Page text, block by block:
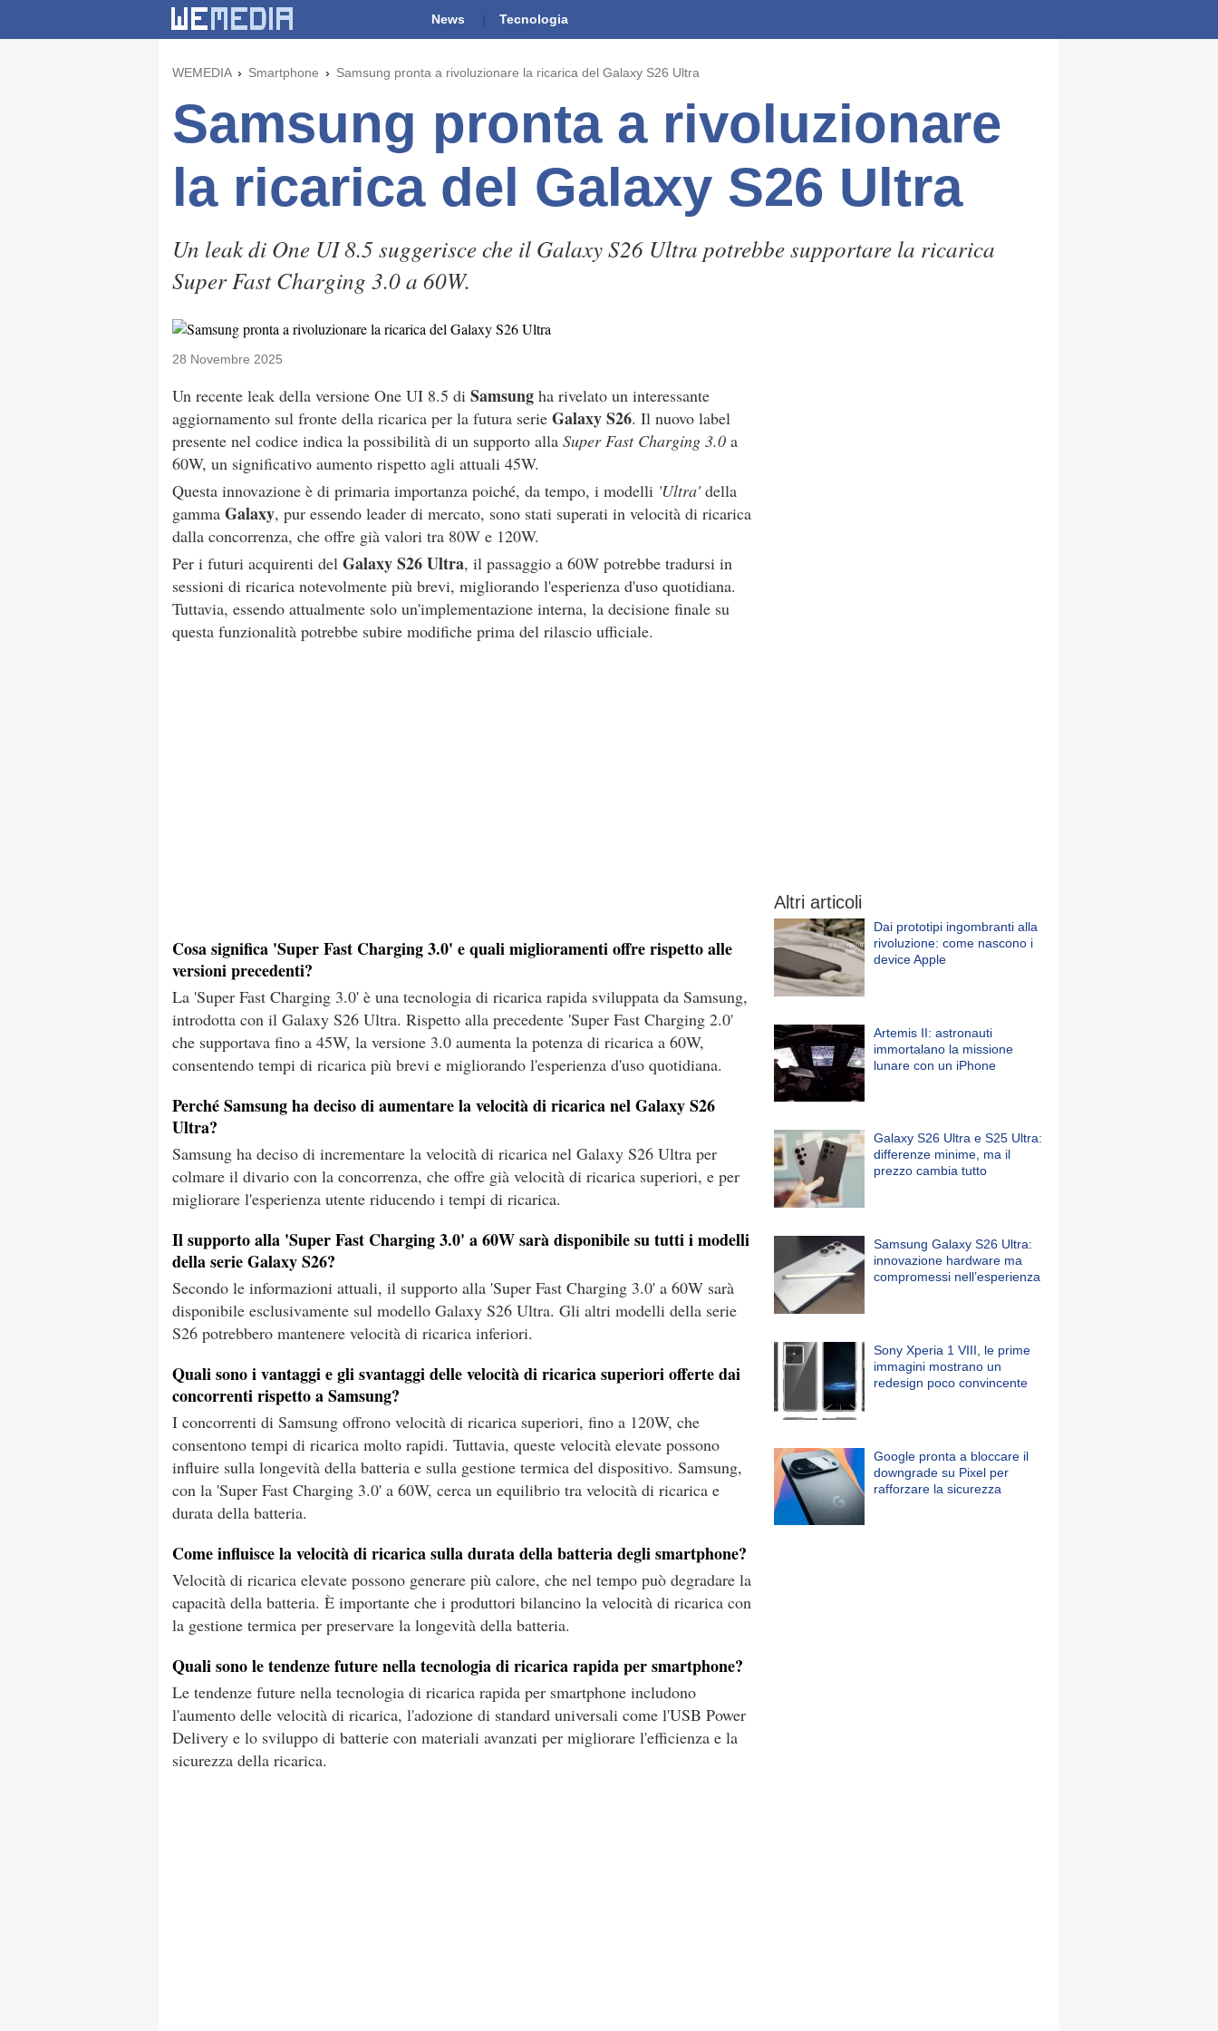
News Tecnologia
WEMEDIA Smartphone Samsung pronta a rivoluzionare la ricarica del Galaxy S26 Ultra
Samsung pronta a rivoluzionare
la ricarica del Galaxy S26 Ultra
Un leak di One UI 8.5 suggerisce che il Galaxy S26 Ultra potrebbe supportare la ricarica
Super Fast Charging 3.0 a 60W.
28 Novembre 2025
Un recente leak della versione One UI 8.5 di Samsung ha rivelato un interessante
aggiornamento sul fronte della ricarica per la futura serie Galaxy S26. Il nuovo label
presente nel codice indica la possibilità di un supporto alla Super Fast Charging 3.0 a
60W, un significativo aumento rispetto agli attuali 45W.
Questa innovazione è di primaria importanza poiché, da tempo, i modelli 'Ultra'della
gamma Galaxy, pur essendo leader di mercato, sono stati superati in velocità di ricarica
dalla concorrenza, che offre già valori tra 80W e 120W.
Per i futuri acquirenti del Galaxy S26 Ultra, il passaggio a 60W potrebbe tradursi in
sessioni di ricarica notevolmente più brevi, migliorando l'esperienza d'uso quotidiana.
Tuttavia, essendo attualmente solo un'implementazione interna, la decisione finale su
questa funzionalità potrebbe subire modifiche prima del rilascio ufficiale.
Cosa significa 'Super Fast Charging 3.0' e quali miglioramenti offre rispetto alle
versioni precedenti?
La 'Super Fast Charging 3.0' è una tecnologia di ricarica rapida sviluppata da Samsung,
introdotta con il Galaxy S26 Ultra. Rispetto alla precedente 'Super Fast Charging 2.0'
che supportava fino a 45W, la versione 3.0 aumenta la potenza di ricarica a 60W,
consentendo tempi di ricarica più brevi e migliorando l'esperienza d'uso quotidiana.
Perché Samsung ha deciso di aumentare la velocità di ricarica nel Galaxy S26
Ultra?
Samsung ha deciso di incrementare la velocità di ricarica nel Galaxy S26 Ultra per
colmare il divario con la concorrenza, che offre già velocità di ricarica superiori, e per
migliorare l'esperienza utente riducendo i tempi di ricarica.
Il supporto alla 'Super Fast Charging 3.0' a 60W sarà disponibile su tutti i modelli
della serie Galaxy S26?
Secondo le informazioni attuali, il supporto alla 'Super Fast Charging 3.0' a 60W sarà
disponibile esclusivamente sul modello Galaxy S26 Ultra. Gli altri modelli della serie
S26 potrebbero mantenere velocità di ricarica inferiori.
Quali sono i vantaggi e gli svantaggi delle velocità di ricarica superiori offerte dai
concorrenti rispetto a Samsung?
I concorrenti di Samsung offrono velocità di ricarica superiori, fino a 120W, che
consentono tempi di ricarica molto rapidi. Tuttavia, queste velocità elevate possono
influire sulla longevità della batteria e sulla gestione termica del dispositivo. Samsung,
con la 'Super Fast Charging 3.0' a 60W, cerca un equilibrio tra velocità di ricarica e
durata della batteria.
Come influisce la velocità di ricarica sulla durata della batteria degli smartphone?
Velocità di ricarica elevate possono generare più calore, che nel tempo può degradare la
capacità della batteria. È importante che i produttori bilancino la velocità di ricarica con
la gestione termica per preservare la longevità della batteria.
Quali sono le tendenze future nella tecnologia di ricarica rapida per smartphone?
Le tendenze future nella tecnologia di ricarica rapida per smartphone includono
l'aumento delle velocità di ricarica, l'adozione di standard universali come l'USB Power
Delivery e lo sviluppo di batterie con materiali avanzati per migliorare l'efficienza e la
sicurezza della ricarica.
Altri articoli
Dai prototipi ingombranti alla
rivoluzione: come nascono i
device Apple
Artemis II: astronauti
immortalano la missione
lunare con un iPhone
Galaxy S26 Ultra e S25 Ultra:
differenze minime, ma il
prezzo cambia tutto
Samsung Galaxy S26 Ultra:
innovazione hardware ma
compromessi nell’esperienza
Sony Xperia 1 VIII, le prime
immagini mostrano un
redesign poco convincente
Google pronta a bloccare il
downgrade su Pixel per
rafforzare la sicurezza